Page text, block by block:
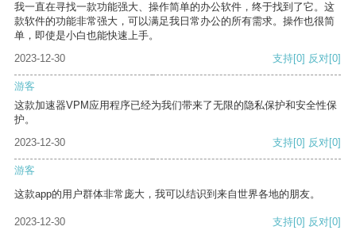
我一直在寻找一款功能强大、操作简单的办公软件，终于找到了它。这
款软件的功能非常强大，可以满足我日常办公的所有需求。操作也很简
单，即使是小白也能快速上手。
2023-12-30
支持[0] 反对[0]
游客
这款加速器VPM应用程序已经为我们带来了无限的隐私保护和安全性保
护。
2023-12-30
支持[0] 反对[0]
游客
这款app的用户群体非常庞大，我可以结识到来自世界各地的朋友。
2023-12-30 支持[0] 反对[0]